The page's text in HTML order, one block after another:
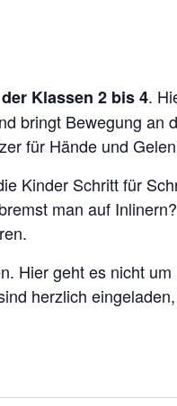
Klassen 2 bis 4.
bringt Bewegung an
für Hände und
Kinder Schritt für
man auf
Hier geht es nicht um
herzlich